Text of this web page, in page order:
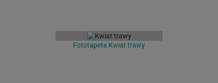
Fototapeta Kwiat trawy